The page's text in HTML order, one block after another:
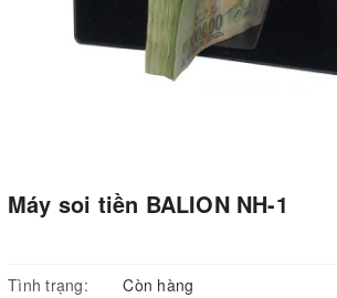
Máy soi tiền BALION NH-1
Tình trạng:
Còn hàng